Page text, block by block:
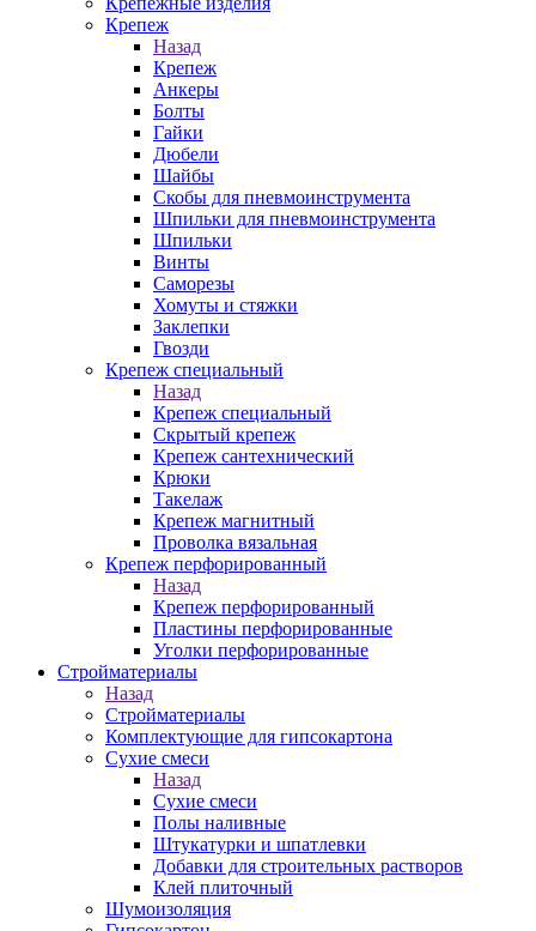
Крепеж
Назад
Крепеж
Анкеры
Болты
Гайки
Дюбели
Шайбы
Скобы для пневмоинструмента
Шпильки для пневмоинструмента
Шпильки
Винты
Саморезы
Хомуты и стяжки
Заклепки
Гвозди
Крепеж специальный
Назад
Крепеж специальный
Скрытый крепеж
Крепеж сантехнический
Крюки
Такелаж
Крепеж магнитный
Проволка вязальная
Крепеж перфорированный
Назад
Крепеж перфорированный
Пластины перфорированные
Уголки перфорированные
Стройматериалы
Назад
Стройматериалы
Комплектующие для гипсокартона
Сухие смеси
Назад
Сухие смеси
Полы наливные
Штукатурки и шпатлевки
Добавки для строительных растворов
Клей плиточный
Шумоизоляция